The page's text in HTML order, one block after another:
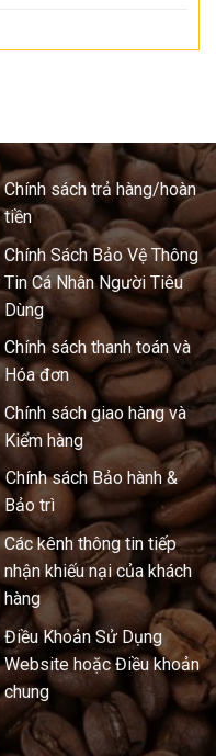
Chính sách trả hàng/hoàn
tiền
Chính Sách Bảo Vệ Thông
Tin Cá Nhân Người Tiêu
Dùng
Chính sách thanh toán và
Hóa đơn
Chính sách giao hàng và
Kiểm hàng
Chính sách Bảo hành &
Bảo trì
Các kênh thông tin tiếp
nhận khiếu nại của khách
hàng
Điều Khoản Sử Dụng
Website hoặc Điều khoản
chung